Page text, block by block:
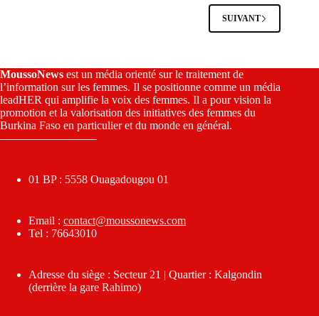
SUIVANT
MoussoNews est un média orienté sur le traitement de
l’information sur les femmes. Il se positionne comme un média
leadHER qui amplifie la voix des femmes. Il a pour vision la
promotion et la valorisation des initiatives des femmes du
Burkina Faso en particulier et du monde en général.
————————–
01 BP : 5558 Ouagadougou 01
Email : contact@moussonews.com
Tel : 76643010
Adresse du siège : Secteur 21 | Quartier : Kalgondin
(derrière la gare Rahimo)